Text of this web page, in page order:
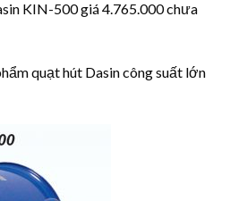
KIN-500 giá 4.765.000 chưa
quạt hút Dasin công suất lớn